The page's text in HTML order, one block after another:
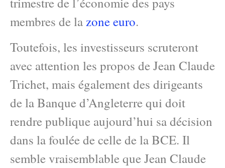
membres de lazone euro.
Toutefois, les investisseurs scruteront
avec attention les propos de Jean Claude
Trichet, mais également des dirigeants
de la Banque d’Angleterre qui doit
rendre publique aujourd’hui sa décision
dans la foulée de celle de la BCE. Il
semble vraisemblable que Jean Claude